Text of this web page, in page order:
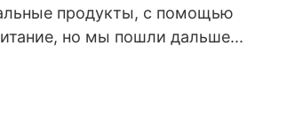
продукты, с помощью
но мы пошли дальше...